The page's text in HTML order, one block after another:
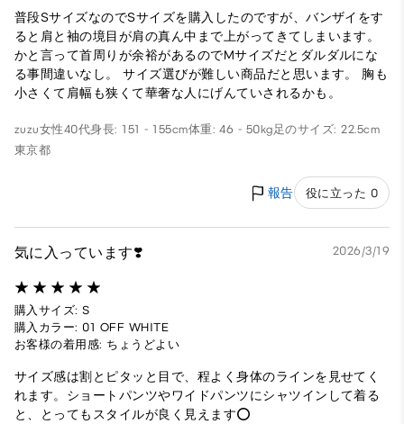
普段SサイズなのでSサイズを購入したのですが、バンザイをす
ると肩と袖の境目が肩の真ん中まで上がってきてしまいます。
かと言って首周りが余裕があるのでMサイズだとダルダルにな
る事間違いなし。 サイズ選びが難しい商品だと思います。 胸も
小さくて肩幅も狭くて華奢な人にげんていされるかも。
zuzu女性40代身長: 151 - 155cm体重: 46 - 50kg足のサイズ: 22.5cm
東京都
報告 役に立った 0
気に入っています❣️ 2026/3/19
購入サイズ: S
購入カラー: 01 OFF WHITE
お客様の着用感: ちょうどよい
サイズ感は割とピタッと目で、程よく身体のラインを見せてく
れます。ショートパンツやワイドパンツにシャツインして着る
と、とってもスタイルが良く見えます⭕️